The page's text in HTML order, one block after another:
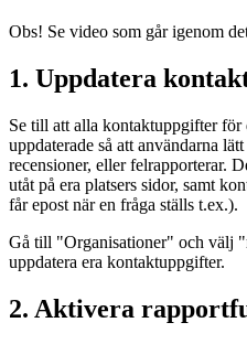
Obs! Se video som går igenom
1. Uppdatera
Se till att alla kontaktuppgifter
uppdaterade så att användarna
recensioner, eller felrapporterar.
utåt på era platsers sidor, samt
får epost när en fråga ställs t.ex.).
Gå till "Organisationer" och välj
uppdatera era kontaktuppgifter.
2. Aktivera